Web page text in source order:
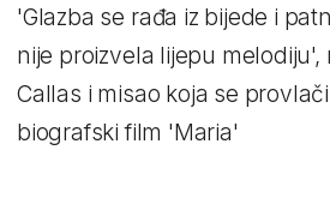
'Glazba se rađa iz bijede i
nije proizvela lijepu melodiju',
Callas i misao koja se
biografski film 'Maria'